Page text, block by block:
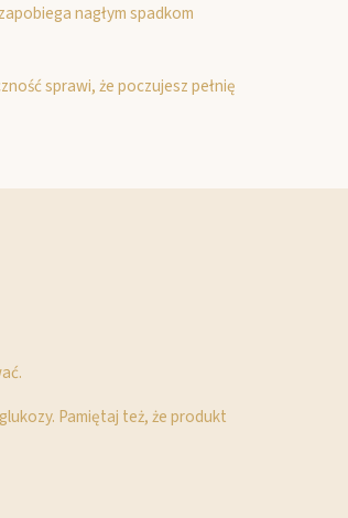
nagłym spadkom
sprawi, że poczujesz pełnię
Pamiętaj też, że produkt